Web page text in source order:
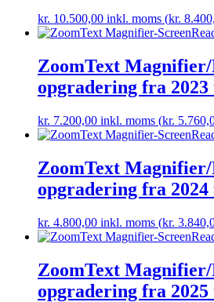
kr. 10.500,00 inkl. moms (kr.
ZoomText
opgradering fra 2023
kr. 7.200,00 inkl. moms (kr.
ZoomText
opgradering fra 2024
kr. 4.800,00 inkl. moms (kr.
ZoomText
opgradering fra 2025